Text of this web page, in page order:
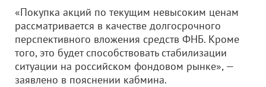
«Покупка акций по текущим невысоким ценам
рассматривается в качестве долгосрочного
перспективного вложения средств ФНБ. Кроме
того, это будет способствовать стабилизации
ситуации на российском фондовом рынке», —
заявлено в пояснении кабмина.